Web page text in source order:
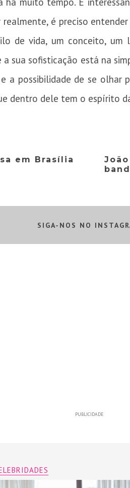
realmente, é preciso
de vida, um conceito,
sua sofisticação está na
a possibilidade de se olhar
dentro dele tem o espírito
em Brasília
SIGA-NOS NO
PUBLICIDADE